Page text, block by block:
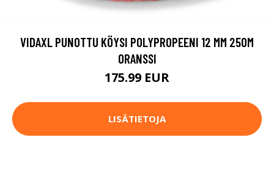
VIDAXL PUNOTTU KÖYSI POLYPROPEENI 12 MM 250M
ORANSSI
175.99 EUR
LISÄTIETOJA